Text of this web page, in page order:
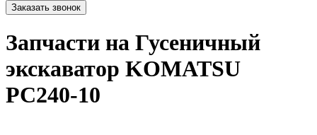
Запчасти на Гусеничный
экскаватор KOMATSU
PC240-10